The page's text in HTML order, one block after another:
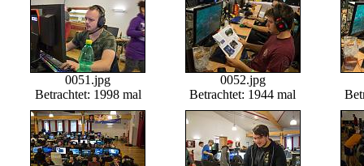
0051.jpg
Betrachtet: 1998 mal
0052.jpg
Betrachtet: 1944 mal